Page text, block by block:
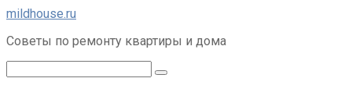
Перейти
контенту
mildhouse.ru
Советы по ремонту квартиры и дома